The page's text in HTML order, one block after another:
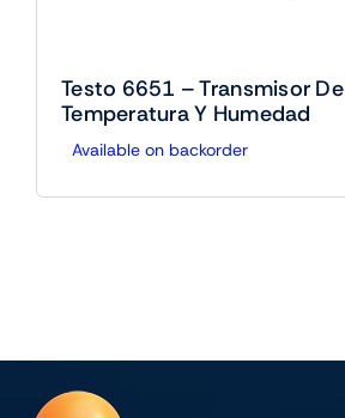
Testo 6651 – Transmisor De
Temperatura Y Humedad
Available on backorder